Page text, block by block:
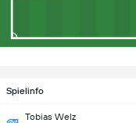
Spielinfo
Tobias Welz